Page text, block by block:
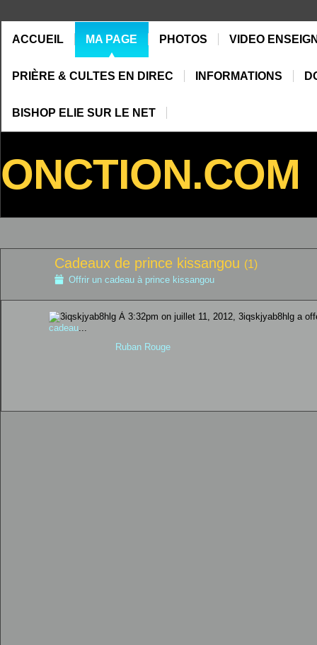
ACCUEIL MA PAGE PHOTOS VIDEO
PRIÈRE & CULTES EN DIREC INFORMATIONS
BISHOP ELIE SUR LE NET
ONCTION.COM
Cadeaux de prince kissangou (1)
Offrir un cadeau à prince kissangou
À 3:32pm on juillet 11, 2012, 3iqskjyab8hlg a
cadeau...
Ruban Rouge